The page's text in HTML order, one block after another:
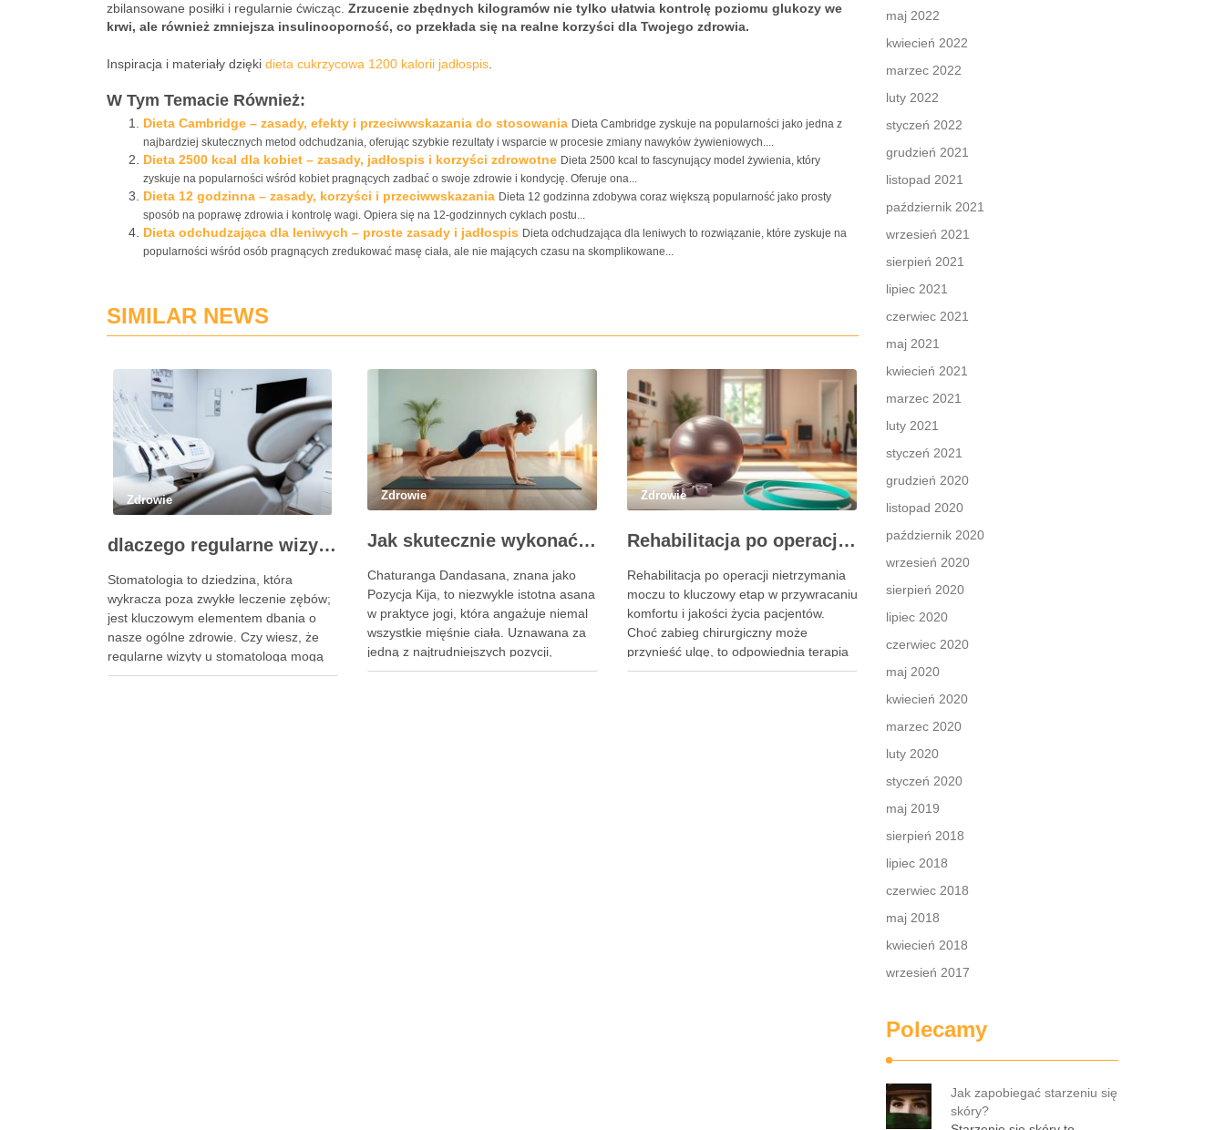
zbilansowane posiłki i regularnie ćwicząc. Zrzucenie zbędnych kilogramów nie tylko ułatwia kontrolę poziomu glukozy we
krwi, ale również zmniejsza insulinooporność, co przekłada się na realne korzyści dla Twojego zdrowia.
Inspiracja i materiały dzięki dieta cukrzycowa 1200 kalorii jadłospis
W Tym Temacie Również:
Dieta Cambridge – zasady, efekty i przeciwwskazania do stosowania Dieta Cambridge zyskuje na popularności jako jedna z
najbardziej skutecznych metod odchudzania, oferując szybkie rezultaty i wsparcie w procesie zmiany nawyków żywieniowych....
Dieta 2500 kcal dla kobiet – zasady, jadłospis i korzyści zdrowotne Dieta 2500 kcal to fascynujący model żywienia, który
zyskuje na popularności wśród kobiet pragnących zadbać o swoje zdrowie i kondycję. Oferuje ona...
Dieta 12 godzinna – zasady, korzyści i przeciwwskazania Dieta 12 godzinna zdobywa coraz większą popularność jako prosty
sposób na poprawę zdrowia i kontrolę wagi. Opiera się na 12-godzinnych cyklach postu...
Dieta odchudzająca dla leniwych – proste zasady i jadłospis Dieta odchudzająca dla leniwych to rozwiązanie, które zyskuje na
popularności wśród osób pragnących zredukować masę ciała, ale nie mających czasu na skomplikowane...
SIMILAR NEWS
Zdrowie
dlaczego regularne wizyty u stomatologa są kluczowe dla zdrowia jamy ustnej?
Stomatologia to dziedzina, która
wykracza poza zwykłe leczenie zębów;
jest kluczowym elementem dbania o
nasze ogólne zdrowie. Czy wiesz, że
regularne wizyty u stomatologa mogą
uratować nie tylko twoje zęby, ale
Zdrowie
Jak skutecznie wykonać pozycję Kija w jodze? Przewodnik krok po kroku
Chaturanga Dandasana, znana jako
Pozycja Kija, to niezwykle istotna asana
w praktyce jogi, która angażuje niemal
wszystkie mięśnie ciała. Uznawana za
jedną z najtrudniejszych pozycji,
stanowi wyzwanie zwłaszcza dla
Zdrowie
Rehabilitacja po operacji nietrzymania moczu – kluczowe informacje i ćwiczenia
Rehabilitacja po operacji nietrzymania
moczu to kluczowy etap w przywracaniu
komfortu i jakości życia pacjentów.
Choć zabieg chirurgiczny może
przynieść ulgę, to odpowiednia terapia
fizjoterapeutyczna jest niezbędna do
maj 2022
kwiecień 2022
marzec 2022
luty 2022
styczeń 2022
grudzień 2021
listopad 2021
październik 2021
wrzesień 2021
sierpień 2021
lipiec 2021
czerwiec 2021
maj 2021
kwiecień 2021
marzec 2021
luty 2021
styczeń 2021
grudzień 2020
listopad 2020
październik 2020
wrzesień 2020
sierpień 2020
lipiec 2020
czerwiec 2020
maj 2020
kwiecień 2020
marzec 2020
luty 2020
styczeń 2020
maj 2019
sierpień 2018
lipiec 2018
czerwiec 2018
maj 2018
kwiecień 2018
wrzesień 2017
Polecamy
Jak zapobiegać starzeniu się
skóry?